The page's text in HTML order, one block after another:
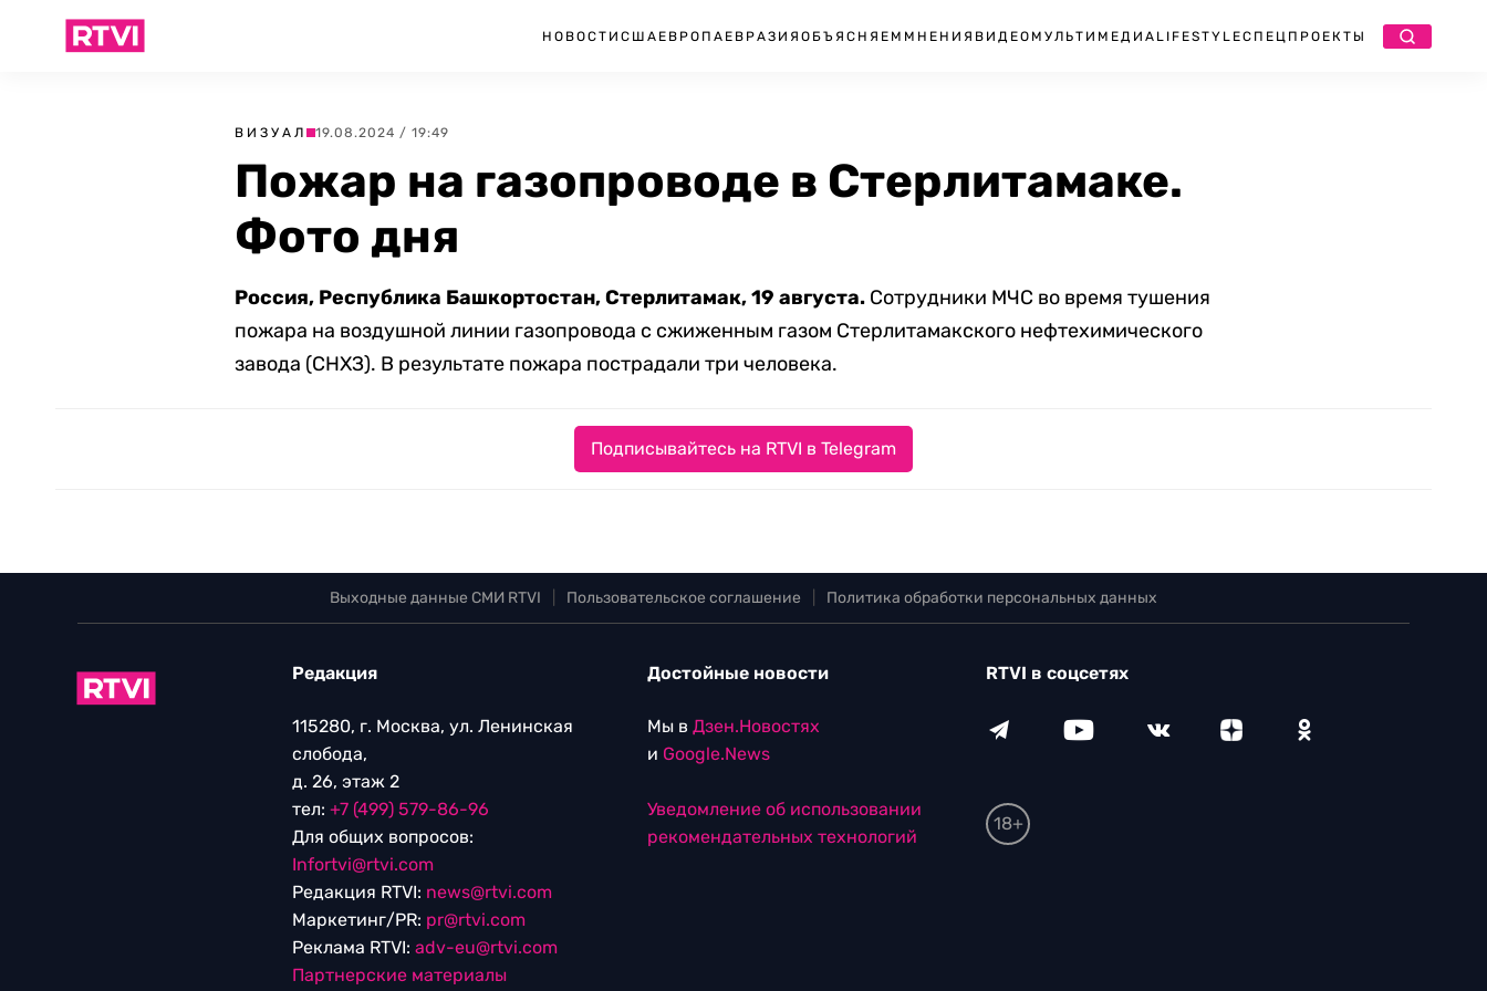
НОВОСТИ США ЕВРОПА ЕВРАЗИЯ ОБЪЯСНЯЕМ МНЕНИЯ ВИДЕО МУЛЬТИМЕДИА LIFESTYLEСПЕЦПРОЕКТЫ
ВИЗУАЛ 19.08.2024 / 19:49
Пожар на газопроводе в Стерлитамаке.
Фото дня
Россия, Республика Башкортостан, Стерлитамак, 19 августа. Сотрудники МЧС во время тушения
пожара на воздушной линии газопровода с сжиженным газом Стерлитамакского нефтехимического
завода (СНХЗ). В результате пожара пострадали три человека.
Подписывайтесь на RTVI в Telegram
Выходные данные СМИ RTVI Пользовательское соглашение Политика обработки персональных данных
Редакция
115280, г. Москва, ул. Ленинская
слобода,
д. 26, этаж 2
тел: +7 (499) 579-86-96
Для общих вопросов:
Infortvi@rtvi.com
Редакция RTVI: news@rtvi.com
Маркетинг/PR: pr@rtvi.com
Реклама RTVI: adv-eu@rtvi.com
Партнерские материалы
Достойные новости
Мы в Дзен.Новостях
и Google.News
Уведомление об использовании
рекомендательных технологий
RTVI в соцсетях
18+